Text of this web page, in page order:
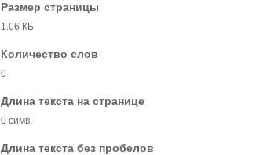
Размер страницы
1.06 КБ
Количество слов
0
Длина текста на странице
0 симв.
Длина текста без пробелов